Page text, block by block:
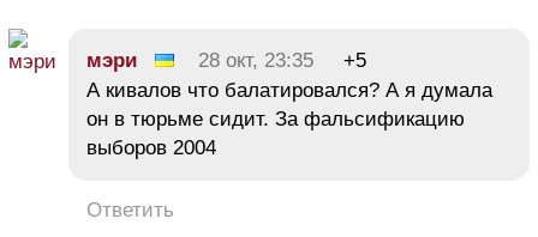
мэри 28 окт, 23:35
+5
А кивалов что балатировался? А я думала
он в тюрьме сидит. За фальсификацию
выборов 2004
Ответить